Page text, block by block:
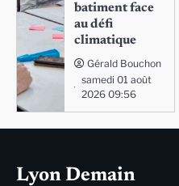
batiment face
au défi
climatique
Gérald Bouchon
samedi 01 août
2026 09:56
Lyon Demain